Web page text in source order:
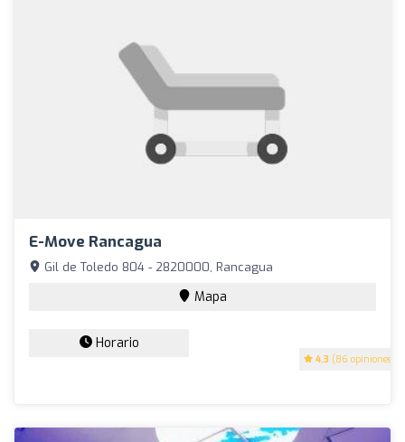
E-Move Rancagua
4.3 (86 opiniones)
Gil de Toledo 804 - 2820000, Rancagua
Mapa
Horario